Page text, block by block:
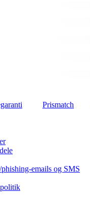
Prismatch
emails og SMS